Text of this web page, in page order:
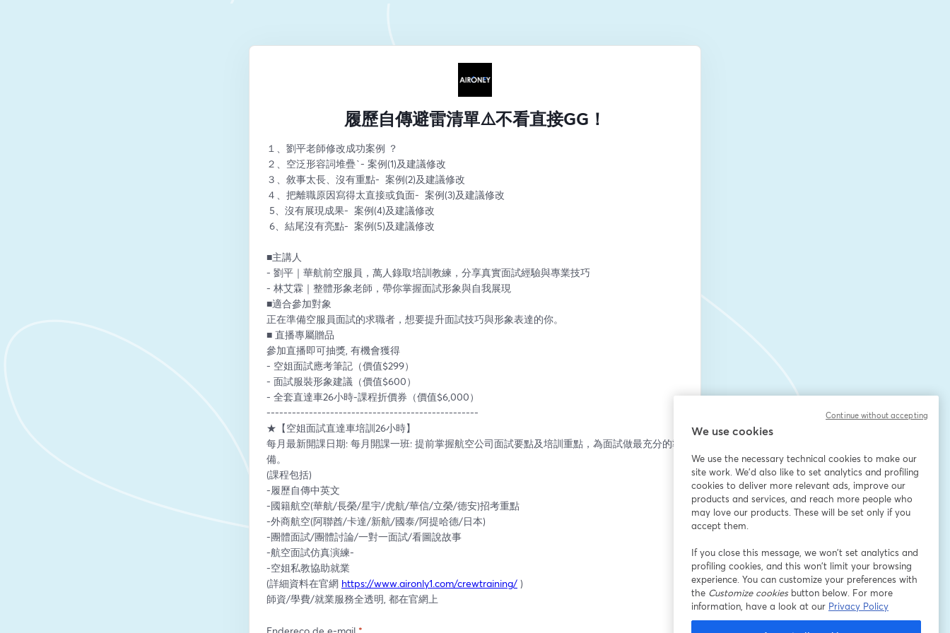
履歷自傳避雷清單⚠️不看直接GG！
１、劉平老師修改成功案例 ？
２、空泛形容詞堆疊`- 案例(1)及建議修改
３、敘事太長、沒有重點-  案例(2)及建議修改
４、把離職原因寫得太直接或負面-  案例(3)及建議修改
5、沒有展現成果-  案例(4)及建議修改
6、結尾沒有亮點-  案例(5)及建議修改
■主講人
- 劉平｜華航前空服員，萬人錄取培訓教練，分享真實面試經驗與專業技巧
- 林艾霖｜整體形象老師，帶你掌握面試形象與自我展現
■適合參加對象
正在準備空服員面試的求職者，想要提升面試技巧與形象表達的你。
■ 直播專屬贈品
參加直播即可抽獎, 有機會獲得
- 空姐面試應考筆記（價值$299）
- 面試服裝形象建議（價值$600）
- 全套直達車26小時-課程折價券（價值$6,000）
--------------------------------------------------
★【空姐面試直達車培訓26小時】
每月最新開課日期: 每月開課一班: 提前掌握航空公司面試要點及培訓重點，為面試做最充分的準
備。
(課程包括)
-履歷自傳中英文
-國籍航空(華航/長榮/星宇/虎航/華信/立榮/德安)招考重點
-外商航空(阿聯酋/卡達/新航/國泰/阿提哈德/日本)
-團體面試/團體討論/一對一面試/看圖說故事
-航空面試仿真演練-
-空姐私教協助就業
(詳細資料在官網 https://www.aironly1.com/crewtraining/ )
師資/學費/就業服務全透明, 都在官網上
We use cookies
We use the necessary technical cookies to make our
site work. We'd also like to set analytics and profiling
cookies to deliver more relevant ads, improve our
products and services, and reach more people who
may love our products. These will be set only if you
accept them.
If you close this message, we won’t set analytics and
profiling cookies, and this won’t limit your browsing
experience. You can customize your preferences with
the Customize cookiesbutton below. For more
information, have a look at our Privacy Policy
Continue without accepting